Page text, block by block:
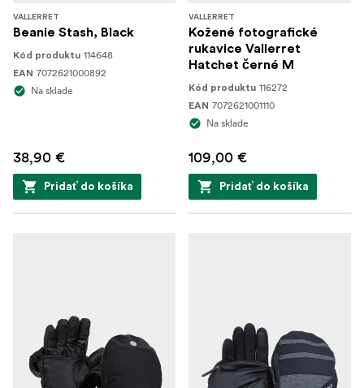
VALLERRET
Beanie Stash, Black
Kód produktu 114648
EAN 7072621000892
Na sklade
38,90 €
Pridať do košíka
VALLERRET
Kožené fotografické
rukavice Vallerret
Hatchet černé M
Kód produktu 116272
EAN 7072621001110
Na sklade
109,00 €
Pridať do košíka